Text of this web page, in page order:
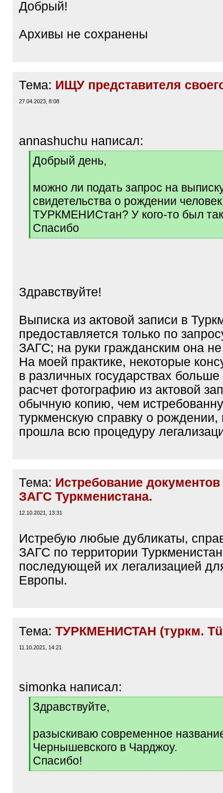
Добрый!
Архивы не сохранены
Тема: ИЩУ представителя
27.04.2023, 8:08
annashuchu написал:
q
Добрый день,
можно ли подать запрос на
свидетельства о рождении
ТУРКМЕНИСтан? У кого-то был
Спасибо
[
Здравствуйте!
Выписка из актовой записи в
предоставляется только по
ЗАГС; на руки гражданским она
На моей практике, некоторые
в различных государствах
расчет фотографию из актовой
обычную копию, чем
туркменскую справку о рождении,
прошла всю процедуру
Тема: Истребование документов
ЗАГС Туркменистана.
12.10.2021, 13:31
Истребую любые дубликаты,
ЗАГС по территории
последующей их легализацией
Европы.
Тема: ТУРКМЕНИСТАН (туркм.
11.10.2021, 14:21
simonka написал:
[
q
Здравствуйте,
разыскиваю современное
Чернышевского в Чарджоу.
Спасибо!
[